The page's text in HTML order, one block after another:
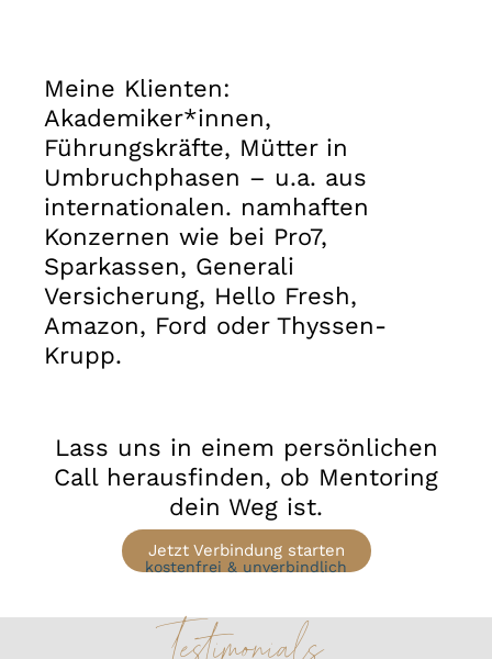
Meine Klienten:
Akademiker*innen,
Führungskräfte, Mütter in
Umbruchphasen – u.a. aus
internationalen. namhaften
Konzernen wie bei Pro7,
Sparkassen, Generali
Versicherung, Hello Fresh,
Amazon, Ford oder Thyssen-
Krupp.
Lass uns in einem persönlichen
Call herausfinden, ob Mentoring
dein Weg ist.
Jetzt Verbindung starten
kostenfrei & unverbindlich